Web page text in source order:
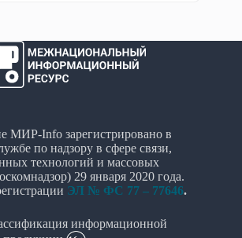
МИР-Info зарегистрировано в
по надзору в сфере связи,
технологий и массовых
29 января 2020 года.
ЭЛ № ФС 77 – 77646.
информационной